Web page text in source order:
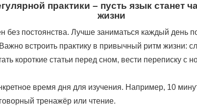
практики – пусть язык станет
жизни
без постоянства. Лучше заниматься каждый день
встроить практику в привычный ритм жизни:
короткие статьи перед сном, вести переписку с
время дня для изучения. Например, 10
тренажёр или чтение.